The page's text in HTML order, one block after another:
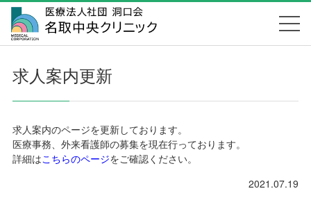
求人案内更新
求人案内のページを更新しております。
医療事務、外来看護師の募集を現在行っております。
詳細はこちらのページをご確認ください。
2021.07.19